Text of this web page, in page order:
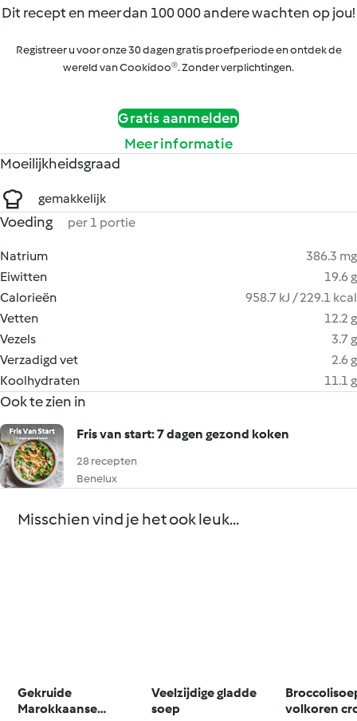
Dit recept en meer dan 100 000 andere wachten op jou!
Registreer u voor onze 30 dagen gratis proefperiode en ontdek de
wereld van Cookidoo®. Zonder verplichtingen.
Gratis aanmelden
Meer informatie
Moeilijkheidsgraad
gemakkelijk
Voeding per 1 portie
Natrium
386.3 mg
Eiwitten
19.6 g
Calorieën
958.7 kJ / 229.1 kcal
Vetten
12.2 g
Vezels
3.7 g
Verzadigd vet
2.6 g
Koolhydraten
11.1 g
Ook te zien in
Fris van start: 7 dagen gezond koken
28 recepten
Benelux
Misschien vind je het ook leuk...
Gekruide
Marokkaanse
Veelzijdige gladde
soep
volkoren